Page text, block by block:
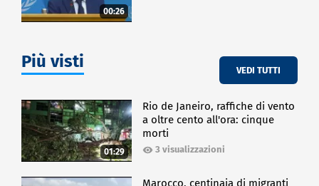
00:26
Più visti VEDI TUTTI
01:29
Rio de Janeiro, raffiche di vento
a oltre cento all'ora: cinque
morti
3 visualizzazioni
Marocco, centinaia di migranti